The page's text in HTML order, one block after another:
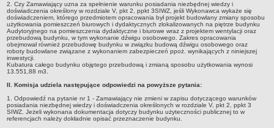
2. Czy Zamawiający uzna za spełnienie warunku posiadania niezbędnej wiedzy i
doświadczenia określony w rozdziale V, pkt 2, ppkt 3SIWZ, jeśli Wykonawca wykaże się
doświadczeniem, którego przedmiotem opracowania był projekt budowlany zmiany sposobu
użytkowania pomieszczeń biurowych i dydaktycznych zlokalizowanych na piętrze budynku
Audytoryjnego na pomieszczenia dydaktyczne i biurowe wraz z projektem wentylacji oraz
przebudową budynku, w tym wykonanie dźwigu osobowego. Zakres opracowania
obejmował również przebudowę budynku w związku budową dźwigu osobowego oraz
roboty budowlane związane z wykonaniem zabezpieczeń ppoż. wynikających z niniejszej
inwestycji.
Kubatura całego budynku objętego przebudową i zmianą sposobu użytkowania wynosi
13.551,88 m3.
II. Komisja udziela następujące odpowiedzi na powyższe pytania:
1. Odpowiedź na pytanie nr 1 - Zamawiający nie zmieni w zapisu dotyczącego warunków
posiadania niezbędnej wiedzy i doświadczenia określonych w rozdziale V, pkt 2, ppkt 3
SIWZ. Jeżeli wykonana dokumentacja dotyczy budynku użyteczności publicznej to w
referencjach należy dokładnie opisać przeznaczenie budynku.